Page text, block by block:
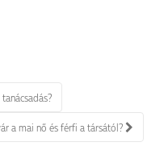
a mai nő és férfi a társától?